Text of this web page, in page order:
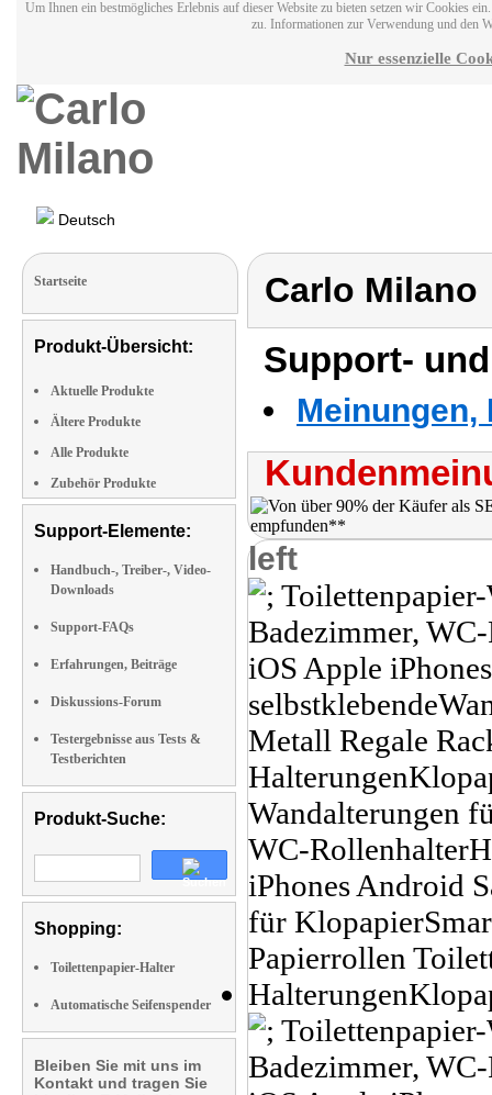
Um Ihnen ein bestmögliches Erlebnis auf dieser Website zu bieten setzen wir Cookies
zu. Informationen zur Verwendung und den
Nur essenzielle
Deutsch
Startseite
Produkt-Übersicht:
Aktuelle Produkte
Ältere Produkte
Alle Produkte
Zubehör Produkte
Support-Elemente:
Handbuch-, Treiber-, Video-
Downloads
Support-FAQs
Erfahrungen, Beiträge
Diskussions-Forum
Testergebnisse aus Tests &
Testberichten
Produkt-Suche:
Shopping:
Toilettenpapier-Halter
Automatische Seifenspender
Bleiben Sie mit uns im
Kontakt und tragen Sie
Carlo Milano
Support-
left